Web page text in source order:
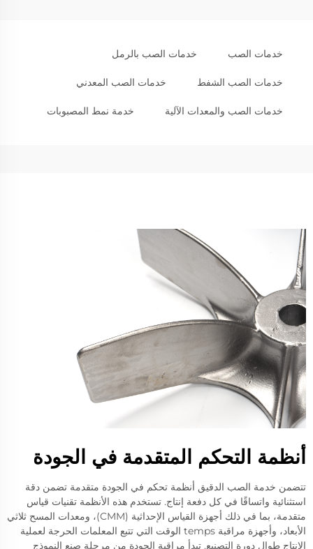
خدمات الصب خدمات الصب بالرمل
خدمات الصب الشفط خدمات الصب المعدني
خدمات الصب والمعدات الآلية خدمة نمط المصبوبات
أنظمة التحكم المتقدمة في الجودة
تتضمن خدمة الصب الدقيق أنظمة تحكم في الجودة متقدمة تضمن دقة
استثنائية واتساقًا في كل دفعة إنتاج. تستخدم هذه الأنظمة تقنيات قياس
متقدمة، بما في ذلك أجهزة القياس الإحداثية (CMM)، ومعدات المسح ثلاثي
الأبعاد، وأجهزة مراقبة temps الوقت التي تتبع المعلمات الحرجة لعملية
الإنتاج طوال دورة التصنيع. تبدأ مراقبة الجودة من مرحلة صنع النموذج